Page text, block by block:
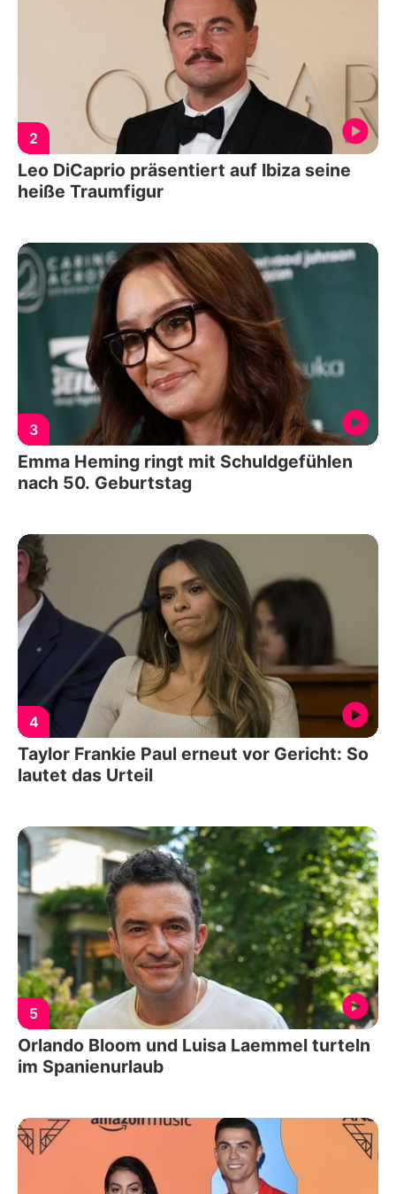
2
Leo DiCaprio präsentiert auf Ibiza seine
heiße Traumfigur
3
Emma Heming ringt mit Schuldgefühlen
nach 50. Geburtstag
4
Taylor Frankie Paul erneut vor Gericht: So
lautet das Urteil
5
Orlando Bloom und Luisa Laemmel turteln
im Spanienurlaub